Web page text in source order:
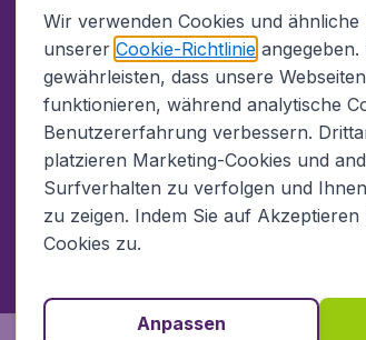
Flugladen.at
Über Flugladen.at
Rechtliche Informationen
Impressum
Partnerprogramm
Stellenangebote
Wir verwenden Cookies und ähnliche
unserer Cookie-Richtlinieangegeben.
gewährleisten, dass unsere
funktionieren, während analytische
Benutzererfahrung verbessern.
platzieren Marketing-Cookies und
Surfverhalten zu verfolgen und
zu zeigen. Indem Sie auf
Cookies zu.
Anpassen